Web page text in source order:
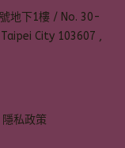
地下1樓 / No. 30-
City 103607 ,
隱私政策